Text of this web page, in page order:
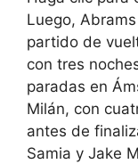
Luego,
partido de
con tres
paradas en
Milán, con
antes de
Samia y Jake